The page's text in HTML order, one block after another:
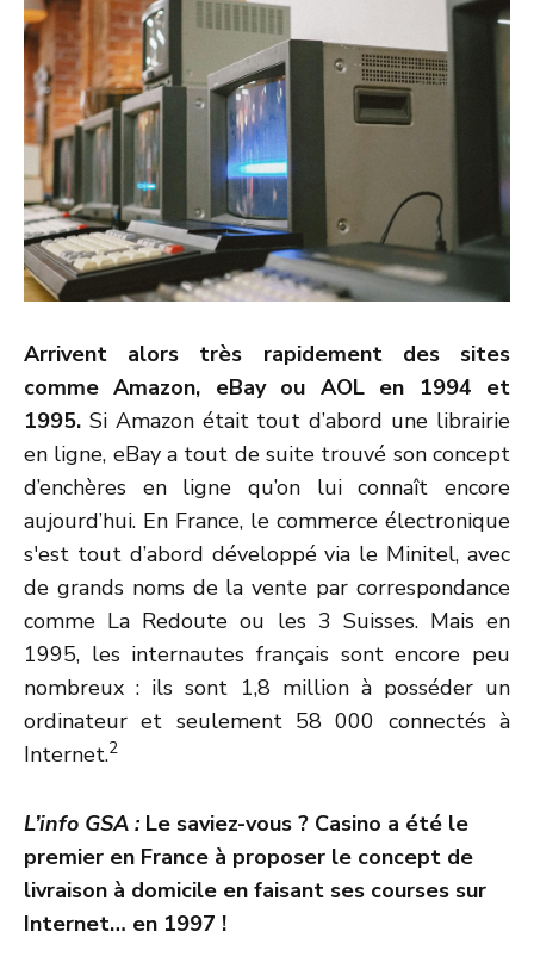
Arrivent alors très rapidement des sites
comme Amazon, eBay ou AOL en 1994 et
1995. Si Amazon était tout d’abord une librairie
en ligne, eBay a tout de suite trouvé son concept
d’enchères en ligne qu’on lui connaît encore
aujourd’hui. En France, le commerce électronique
s'est tout d’abord développé via le Minitel, avec
de grands noms de la vente par correspondance
comme La Redoute ou les 3 Suisses. Mais en
1995, les internautes français sont encore peu
nombreux : ils sont 1,8 million à posséder un
ordinateur et seulement 58 000 connectés à
Internet.2
L’info GSA : Le saviez-vous ? Casino a été le
premier en France à proposer le concept de
livraison à domicile en faisant ses courses sur
Internet… en 1997 !